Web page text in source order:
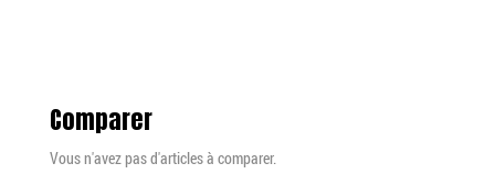
Comparer
Vous n'avez pas d'articles à comparer.